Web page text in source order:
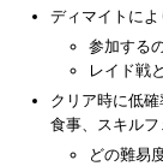
ディマイトに
参加する
レイド戦
クリア時に低
食事、スキル
どの難易